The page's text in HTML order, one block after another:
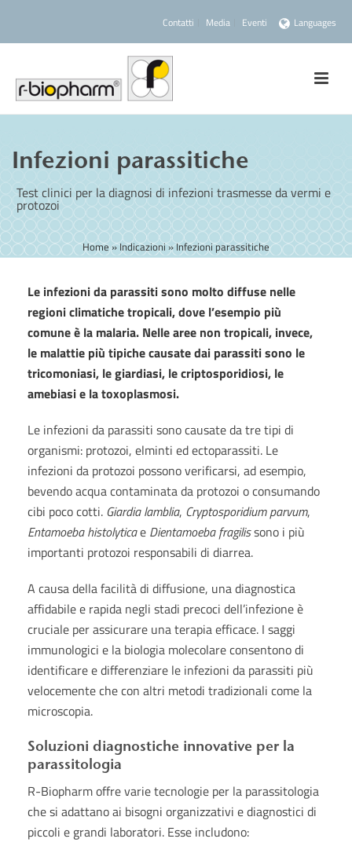
Contatti Media Eventi Languages
Infezioni parassitiche
Test clinici per la diagnosi di infezioni trasmesse da vermi e
protozoi
Home»Indicazioni»Infezioni parassitiche
Le infezioni da parassiti sono molto diffuse nelle
regioni climatiche tropicali, dove l’esempio più
comune è la malaria. Nelle aree non tropicali, invece,
le malattie più tipiche causate dai parassiti sono le
tricomoniasi, le giardiasi, le criptosporidiosi, le
amebiasi e la toxoplasmosi.
Le infezioni da parassiti sono causate da tre tipi di
organismi: protozoi, elminti ed ectoparassiti. Le
infezioni da protozoi possono verificarsi, ad esempio,
bevendo acqua contaminata da protozoi o consumando
cibi poco cotti. Giardia lamblia, Cryptosporidium parvum,
Entamoeba histolyticae Dientamoeba fragilissono i più
importanti protozoi responsabili di diarrea.
A causa della facilità di diffusione, una diagnostica
affidabile e rapida negli stadi precoci dell’infezione è
cruciale per assicurare una terapia efficace. I saggi
immunologici e la biologia molecolare consentono di
identificare e differenziare le infezioni da parassiti più
velocemente che con altri metodi tradizionali come la
microscopia.
Soluzioni diagnostiche innovative per la
parassitologia
R-Biopharm offre varie tecnologie per la parassitologia
che si adattano ai bisogni organizzativi e diagnostici di
piccoli e grandi laboratori. Esse includono: